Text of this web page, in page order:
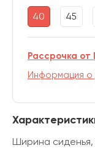
Ширина сиденья,
40 45
Рассрочка от
Информация о